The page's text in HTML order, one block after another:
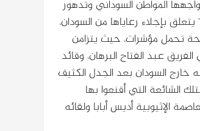
المواطن السوداني وتدهور
بإجلاء رعاياها من السودان،
تحمل مؤشرات، حيث يتزامن
عبد الفتاح البرهان، وقائد
خارج السودان بعد الجدل الكثيف
الشائعة التي أقنعوا بها
الإثيوبية أديس أبابا ولقائه